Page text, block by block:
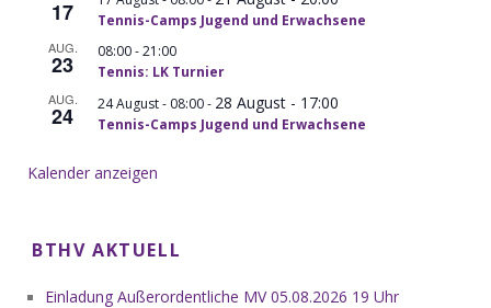
17 Tennis-Camps Jugend und Erwachsene
AUG.
23 08:00-21:00
Tennis: LK Turnier
AUG.
24 24 August - 08:00- 28 August - 17:00
Tennis-Camps Jugend und Erwachsene
Kalender anzeigen
BTHV AKTUELL
Einladung Außerordentliche MV 05.08.2026 19 Uhr